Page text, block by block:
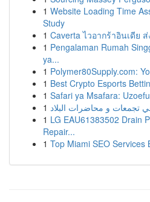
1 Website Loading Time
Study
1 Caverta ไวอากร้าอินเดีย
1 Pengalaman Rumah
ya...
1 Polymer80Supply.com:
1 Best Crypto Esports
1 Safari ya Msafara:
1 تجمعات و محاضرات البلاد
1 LG EAU61383502 Drain
Repair...
1 Top Miami SEO Services